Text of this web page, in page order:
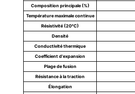
Composition principale (%)
Température maximale continue
Résistivité (20°C)
Densité
Conductivité thermique
Coefficient d'expansion
Plage de fusion
Résistance à la traction
Élongation